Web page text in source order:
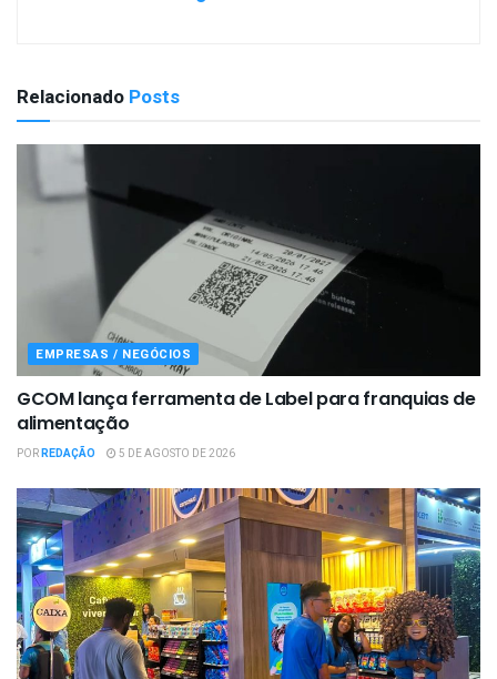
Relacionado Posts
EMPRESAS / NEGÓCIOS
GCOM lança ferramenta de Label para franquias de
alimentação
PORREDAÇÃO 5 DE AGOSTO DE 2026